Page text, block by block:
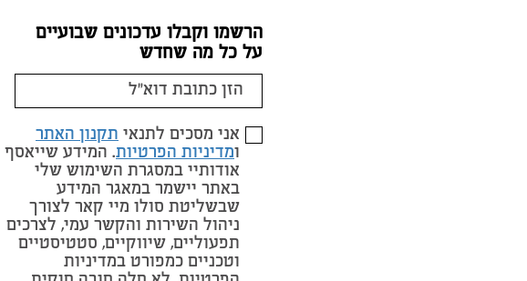
הרשמו וקבלו עדכונים שבועיים
על כל מה שחדש
אני מסכים לתנאי תקנון האתר
ומדיניות הפרטיות. המידע שייאסף
אודותיי במסגרת השימוש שלי
באתר יישמר במאגר המידע
שבשליטת סולו מיי קאר לצורך
ניהול השירות והקשר עמי, לצרכים
תפעוליים, שיווקיים, סטטיסטיים
וטכניים כמפורט במדיניות